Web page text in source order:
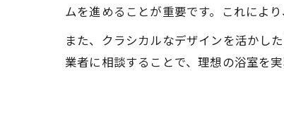
ムを進めることが重要です。これによ
また、クラシカルなデザインを活かし
業者に相談することで、理想の浴室を